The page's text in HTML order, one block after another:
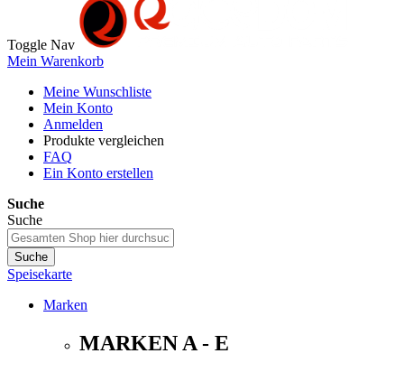
Toggle Nav
Mein Warenkorb
Meine Wunschliste
Mein Konto
Anmelden
Produkte vergleichen
FAQ
Ein Konto erstellen
Suche
Suche
Suche
Speisekarte
Marken
MARKEN A - E